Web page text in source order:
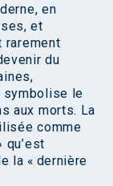
en
et
rarement
du
symbolise le
aux morts. La
comme
qu’est
la « dernière